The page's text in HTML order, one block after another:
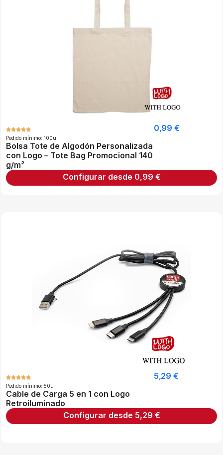
Pedido mínimo: 100u
Bolsa Tote de Algodón Personalizada
con Logo – Tote Bag Promocional 140
g/m²
0,99 €
Configurar desde 0,99 €
Pedido mínimo: 50u
Cable de Carga 5 en 1 con Logo
Retroiluminado
5,29 €
Configurar desde 5,29 €